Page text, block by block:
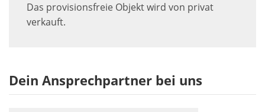
Das provisionsfreie Objekt wird von privat
verkauft.
Dein Ansprechpartner bei uns